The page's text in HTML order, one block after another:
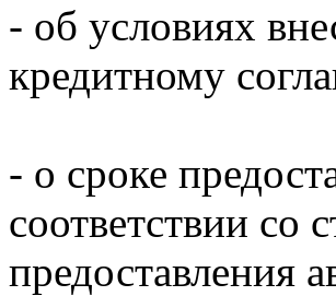
- об условиях
кредитному
- о сроке
соответствии со
предоставления